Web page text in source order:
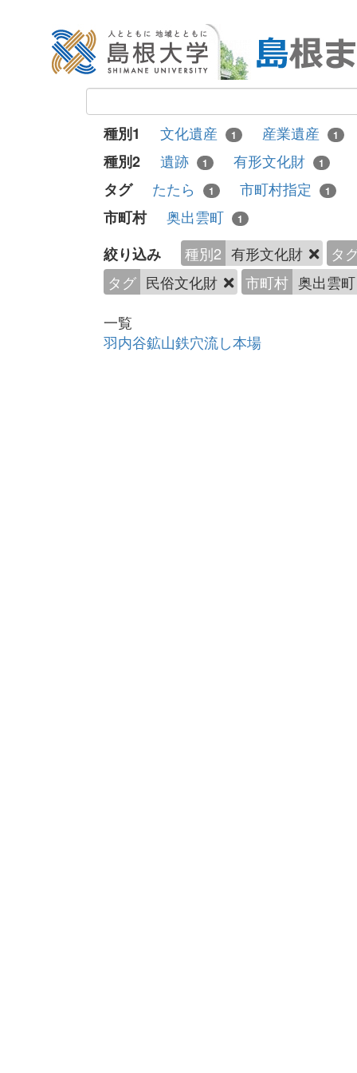
種別1 文化遺産 1 産業遺産 1
種別2 遺跡 1 有形文化財 1
タグ たたら 1 市町村指定 1
市町村
奥出雲町 1
絞り込み 種別2 有形文化財
タ
タグ 民俗文化財 市町村 奥出雲
一覧
羽内谷鉱山鉄穴流し本場